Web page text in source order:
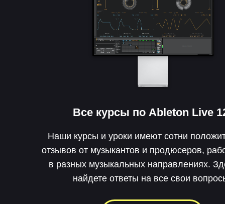
Все курсы по Ableton Live
Наши курсы и уроки имеют сотни
отзывов от музыкантов и продюсеров,
в разных музыкальных направлениях.
найдете ответы на все свои